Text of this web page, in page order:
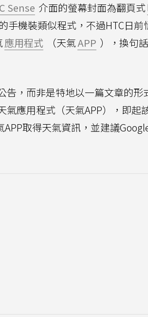
Sense 介面的螢幕封面為翻頁式
手機裝類似程式，不過HTC日前
應用程式 （天氣APP ），換句
告，而非是特地以一篇文章的形
氣應用程式（天氣APP），即起
取得天氣資訊，並建議